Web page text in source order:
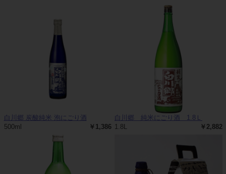
白川郷 炭酸純米 泡にごり酒
500ml
￥1,386
白川郷 純米にごり酒 1.8Ｌ
1.8L
￥2,882